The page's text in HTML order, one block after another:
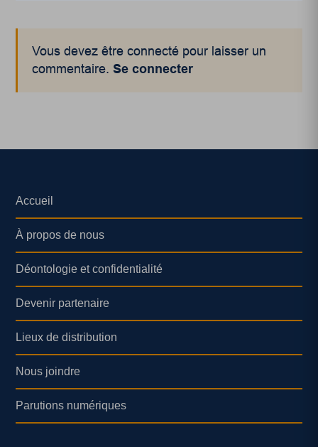
Vous devez être connecté pour laisser un
commentaire.Se connecter
Accueil
À propos de nous
Déontologie et confidentialité
Devenir partenaire
Lieux de distribution
Nous joindre
Parutions numériques